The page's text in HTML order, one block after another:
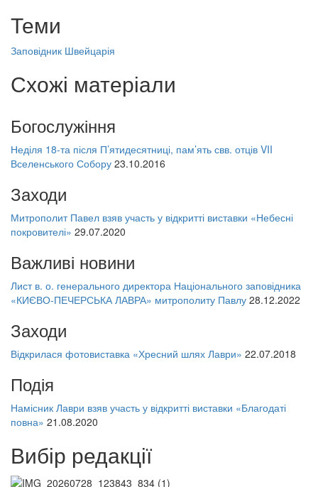
Теми
Заповідник Швейцарія
Схожі матеріали
Богослужіння
Неділя 18-та після П’ятидесятниці, пам’ять свв. отців VII
Вселенського Собору 23.10.2016
Заходи
Митрополит Павел взяв участь у відкритті виставки «Небесні
покровителі» 29.07.2020
Важливі новини
Лист в. о. генерального директора Національного заповідника
«КИЄВО-ПЕЧЕРСЬКА ЛАВРА» митрополиту Павлу 28.12.2022
Заходи
Відкрилася фотовиставка «Хресний шлях Лаври» 22.07.2018
Подія
Намісник Лаври взяв участь у відкритті виставки «Благодаті
повна» 21.08.2020
Вибір редакції